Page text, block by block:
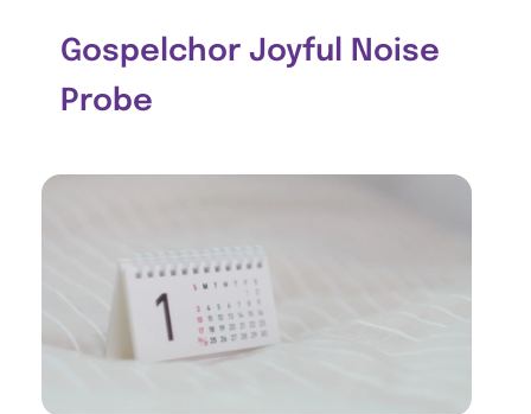
Gospelchor Joyful Noise
Probe